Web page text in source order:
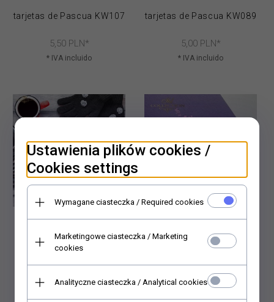
tarjetas de Pascua KW107
5, 50 PLN*
* IVA incluido
tarjetas de Pascua KW089
5, 00 PLN*
* IVA incluido
tarjeta K640
4,00 PLN*
* IVA incluido
tarjeta K612
* IVA incluido
Ustawienia plików cookies /
Cookies settings
Wymagane ciasteczka / Required cookies
Marketingowe ciasteczka / Marketing
cookies
Analityczne ciasteczka / Analytical cookies